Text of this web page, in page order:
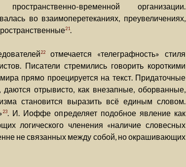
временной организации.
во взаимоперетеканиях, преувеличениях,
21.
22отмечается «телеграфность» стиля
Писатели стремились говорить короткими
прямо проецируется на текст. Придаточные
отрывисто, как внезапные, оборванные,
становится выразить всё единым словом.
23. И. Иоффе определяет подобное явление как
логического членения «наличие словесных
не связанных между собой, но окрашивающих